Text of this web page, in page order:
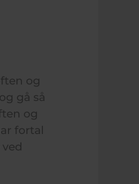
og
gå så
og
fortal